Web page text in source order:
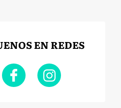
EN REDES